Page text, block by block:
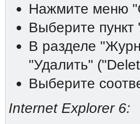
Нажмите меню
Выберите
В разделе
"Удалить"
Выберите
Internet Explorer 6: